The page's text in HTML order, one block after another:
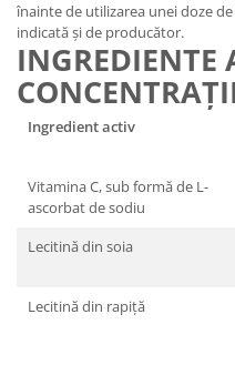
înainte de utilizarea unei doze
indicată și de producător.
INGREDIENTE
Ingredient activ
Vitamina C, sub formă de L-
ascorbat de sodiu
Lecitină din soia
Lecitină din rapiță